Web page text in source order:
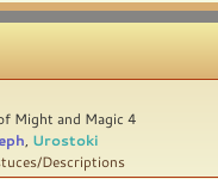
Might and Magic 4
Urostoki
Descriptions